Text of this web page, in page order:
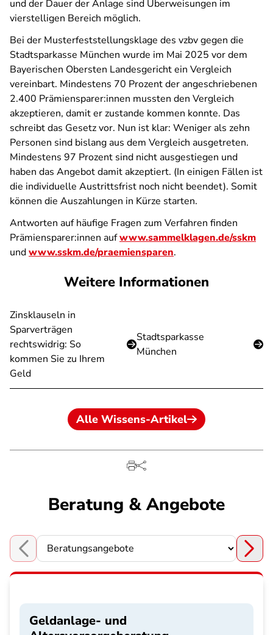
und der Dauer der Anlage sind Überweisungen im
vierstelligen Bereich möglich.
Bei der Musterfeststellungsklage des vzbv gegen die
Stadtsparkasse München wurde im Mai 2025 vor dem
Bayerischen Obersten Landesgericht ein Vergleich
vereinbart. Mindestens 70 Prozent der angeschriebenen
2.400 Prämiensparer:innen mussten den Vergleich
akzeptieren, damit er zustande kommen konnte. Das
schreibt das Gesetz vor. Nun ist klar: Weniger als zehn
Personen sind bislang aus dem Vergleich ausgetreten.
Mindestens 97 Prozent sind nicht ausgestiegen und
haben das Angebot damit akzeptiert. (In einigen Fällen ist
die individuelle Austrittsfrist noch nicht beendet). Somit
können die Auszahlungen in Kürze starten.
Antworten auf häufige Fragen zum Verfahren ﬁnden
Prämiensparer:innen aufwww.sammelklagen.de/sskm
undwww.sskm.de/praemiensparen.
Weitere Informationen
Zinsklauseln in
Sparverträgen
rechtswidrig: So
kommen Sie zu Ihrem
Geld
Stadtsparkasse
München
Alle Wissens-Artikel
Beratung & Angebote
Choose a section
Geldanlage- und